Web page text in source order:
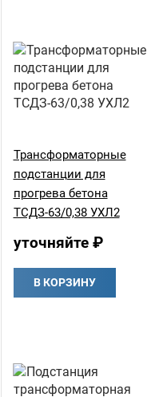
Трансформаторные
подстанции для
прогрева бетона
ТСДЗ-63/0,38 УХЛ2
уточняйте ₽
В КОРЗИНУ